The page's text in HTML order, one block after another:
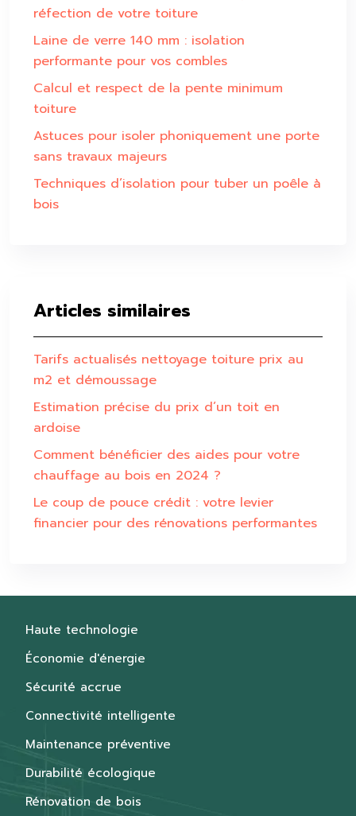
réfection de votre toiture
Laine de verre 140 mm : isolation
performante pour vos combles
Calcul et respect de la pente minimum
toiture
Astuces pour isoler phoniquement une porte
sans travaux majeurs
Techniques d’isolation pour tuber un poêle à
bois
Articles similaires
Tarifs actualisés nettoyage toiture prix au
m2 et démoussage
Estimation précise du prix d’un toit en
ardoise
Comment bénéficier des aides pour votre
chauffage au bois en 2024 ?
Le coup de pouce crédit : votre levier
financier pour des rénovations performantes
Haute technologie
Économie d'énergie
Sécurité accrue
Connectivité intelligente
Maintenance préventive
Durabilité écologique
Rénovation de bois